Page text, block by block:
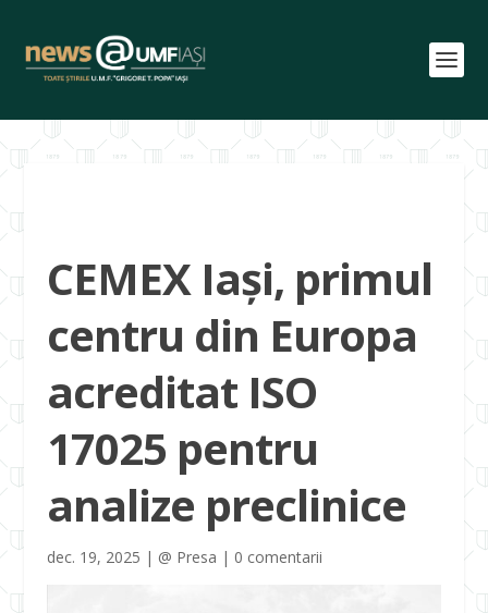
CEMEX Iași, primul
centru din Europa
acreditat ISO
17025 pentru
analize preclinice
dec. 19, 2025 | @ Presa | 0 comentarii